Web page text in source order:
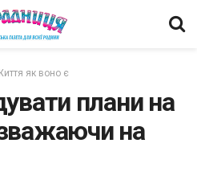
як воно є
плани на
на